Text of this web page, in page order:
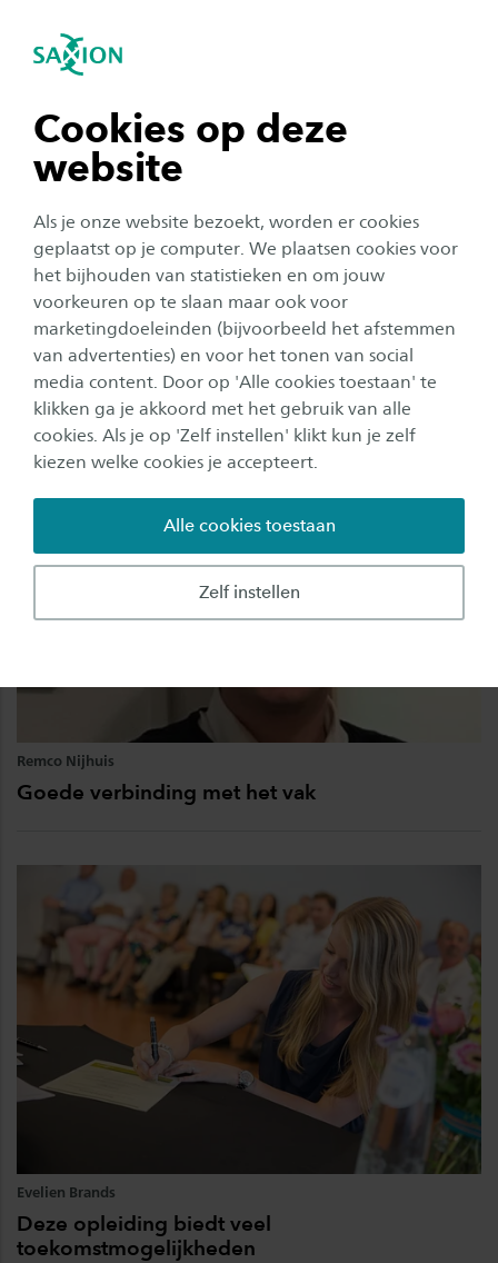
Cookies op deze
website
Als je onze website bezoekt, worden er cookies
geplaatst op je computer. We plaatsen cookies voor
het bijhouden van statistieken en om jouw
voorkeuren op te slaan maar ook voor
marketingdoeleinden (bijvoorbeeld het afstemmen
van advertenties) en voor het tonen van social
media content. Door op 'Alle cookies toestaan' te
klikken ga je akkoord met het gebruik van alle
cookies. Als je op 'Zelf instellen' klikt kun je zelf
kiezen welke cookies je accepteert.
Zelf instellen
Alle cookies toestaan
Navigatie openen
tonen
tonen
tonen
tonen
sluiten
Testimonials
Alle ervaringen
Anouk
overal.
Arjen
Wat een goede zet, mijzelf aanmelden voor het
bestuur
Remco Nijhuis
Goede verbinding met het vak
Evelien Brands
Deze opleiding biedt veel
toekomstmogelijkheden